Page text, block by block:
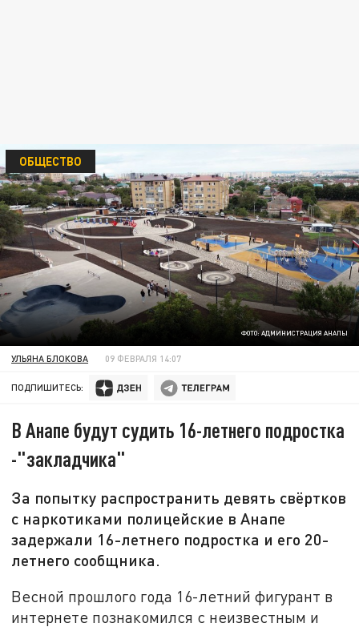
ФОТО: АДМИНИСТРАЦИЯ АНАПЫ
ОБЩЕСТВО
УЛЬЯНА БЛОКОВА 09 ФЕВРАЛЯ 14:07
ПОДПИШИТЕСЬ:
В Анапе будут судить 16-летнего подростка
-"закладчика"
За попытку распространить девять свёртков
с наркотиками полицейские в Анапе
задержали 16-летнего подростка и его 20-
летнего сообщника.
Весной прошлого года 16-летний фигурант в
интернете познакомился с неизвестным и